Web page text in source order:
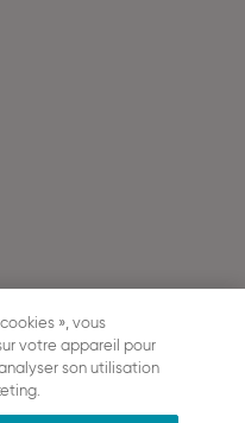
», vous
votre appareil pour
son utilisation